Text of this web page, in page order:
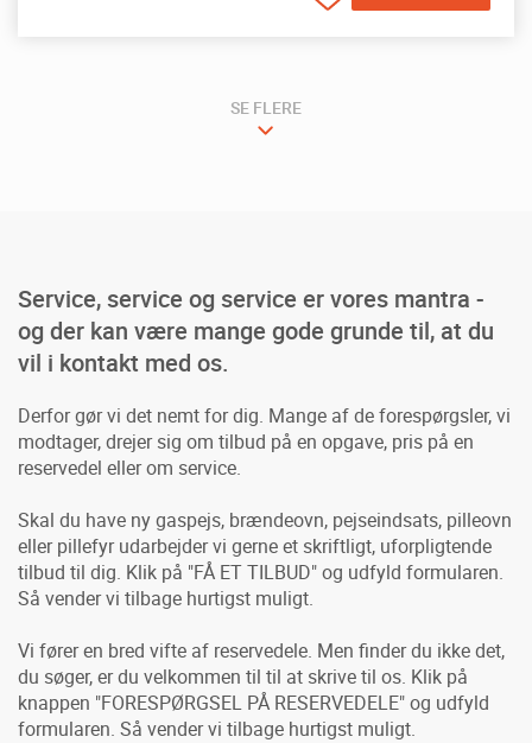
SE FLERE
Service, service og service er vores mantra -
og der kan være mange gode grunde til, at du
vil i kontakt med os.
Derfor gør vi det nemt for dig. Mange af de forespørgsler, vi
modtager, drejer sig om tilbud på en opgave, pris på en
reservedel eller om service.
Skal du have ny gaspejs, brændeovn, pejseindsats, pilleovn
eller pillefyr udarbejder vi gerne et skriftligt, uforpligtende
tilbud til dig. Klik på "FÅ ET TILBUD" og udfyld formularen.
Så vender vi tilbage hurtigst muligt.
Vi fører en bred vifte af reservedele. Men finder du ikke det,
du søger, er du velkommen til til at skrive til os. Klik på
knappen "FORESPØRGSEL PÅ RESERVEDELE" og udfyld
formularen. Så vender vi tilbage hurtigst muligt.